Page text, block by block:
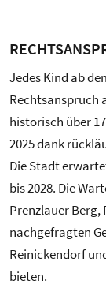
Jedes Kind ab
Rechtsanspruch
historisch über
2025 dank
Die Stadt
bis 2028. Die
Prenzlauer
nachgefragten
Reinickendorf
bieten.